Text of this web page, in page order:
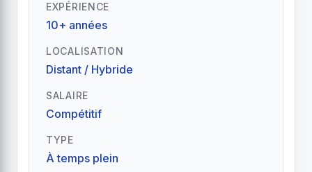
EXPÉRIENCE
10+ années
LOCALISATION
Distant / Hybride
SALAIRE
Compétitif
TYPE
À temps plein